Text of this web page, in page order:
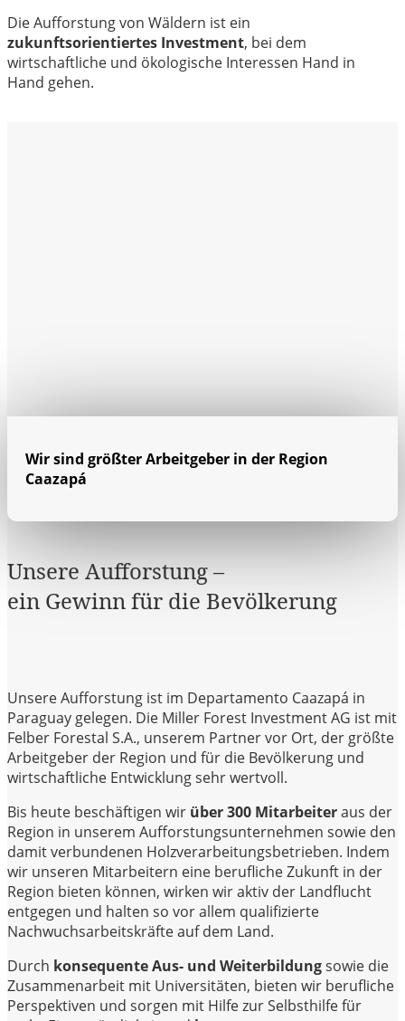
Die Aufforstung von Wäldern ist ein
zukunftsorientiertes Investment, bei dem
wirtschaftliche und ökologische Interessen Hand in
Hand gehen.
Wir sind größter Arbeitgeber in der Region
Caazapá
Unsere Aufforstung –
ein Gewinn für die Bevölkerung
Unsere Aufforstung ist im Departamento Caazapá in
Paraguay gelegen. Die Miller Forest Investment AG ist mit
Felber Forestal S.A., unserem Partner vor Ort, der größte
Arbeitgeber der Region und für die Bevölkerung und
wirtschaftliche Entwicklung sehr wertvoll.
Bis heute beschäftigen wir über 300 Mitarbeiteraus der
Region in unserem Aufforstungsunternehmen sowie den
damit verbundenen Holzverarbeitungsbetrieben. Indem
wir unseren Mitarbeitern eine berufliche Zukunft in der
Region bieten können, wirken wir aktiv der Landflucht
entgegen und halten so vor allem qualifizierte
Nachwuchsarbeitskräfte auf dem Land.
Durch konsequente Aus- und Weiterbildungsowie die
Zusammenarbeit mit Universitäten, bieten wir berufliche
Perspektiven und sorgen mit Hilfe zur Selbsthilfe für